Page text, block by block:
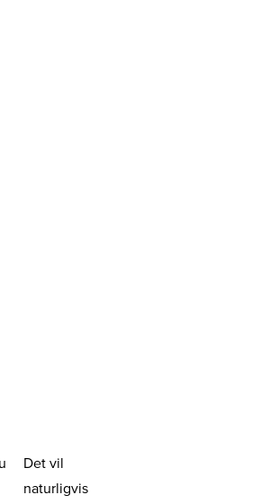
Det vil
naturligvis